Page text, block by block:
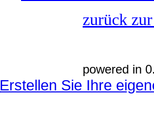
zurück
powered in
Erstellen Sie Ihre